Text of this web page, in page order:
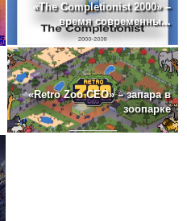
«The Completionist 2000» –
время современны...
«Retro Zoo CEO» – запара в
зоопарке